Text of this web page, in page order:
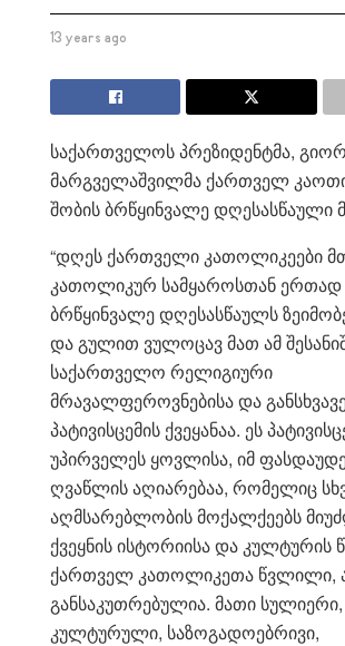
13 years ago
საქართველოს პრეზიდენტმა,
მარგველაშვილმა ქართველ
შობის ბრწყინვალე დღესასწაული
“დღეს ქართველი კათოლიკეები
კათოლიკურ სამყაროსთან ერთად
ბრწყინვალე დღესასწაულს
და გულით ვულოცავ მათ ამ
საქართველო რელიგიური
მრავალფეროვნებისა და
პატივისცემის ქვეყანაა. ეს
უპირველეს ყოვლისა, იმ
ღვაწლის აღიარებაა, რომელიც
აღმსარებლობის მოქალქეებს
ქვეყნის ისტორიისა და კულტურის
ქართველ კათოლიკეთა წვლილი,
განსაკუთრებულია. მათი სულიერი,
კულტურული, საზოგადოებრივი,